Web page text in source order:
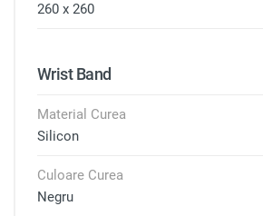
260 x 260
Wrist Band
Material Curea
Silicon
Culoare Curea
Negru